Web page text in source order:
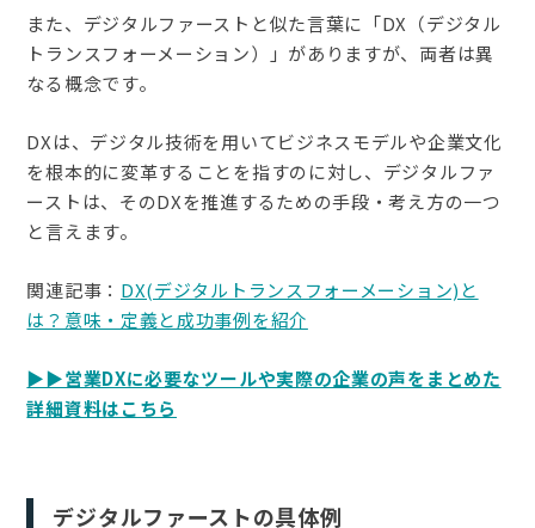
また、デジタルファーストと似た言葉に「DX（デジタル
トランスフォーメーション）」がありますが、両者は異
なる概念です。
DXは、デジタル技術を用いてビジネスモデルや企業文化
を根本的に変革することを指すのに対し、デジタルファ
ーストは、そのDXを推進するための手段・考え方の一つ
と言えます。
関連記事： DX(デジタルトランスフォーメーション)と
は？意味・定義と成功事例を紹介
▶▶営業DXに必要なツールや実際の企業の声をまとめた
詳細資料はこちら
デジタルファーストの具体例